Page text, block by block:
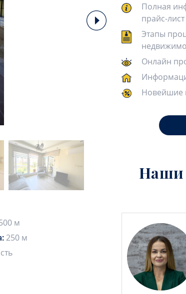
м
250 м
Полная
прайс-лист
Этапы
Онлайн
Новейшие
Наши